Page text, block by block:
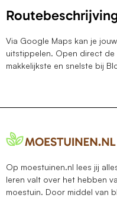
Via Google Maps kan je
uitstippelen. Open direct de
makkelijkste en snelste bij
Op moestuinen.nl lees jij
leren valt over het hebben
moestuin. Door middel van